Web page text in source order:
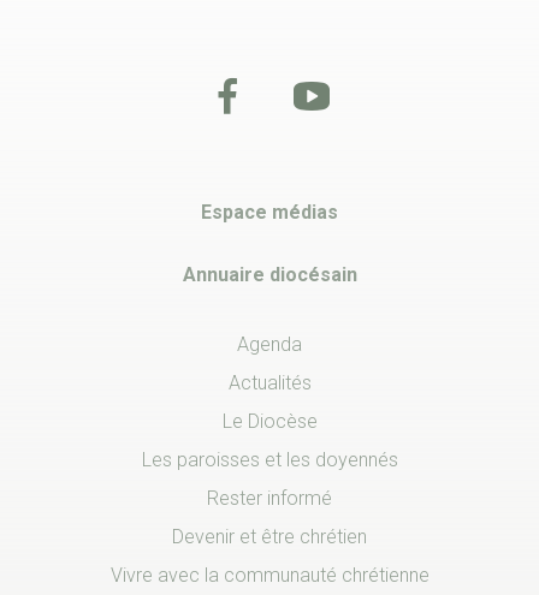
Espace médias
Annuaire diocésain
Agenda
Actualités
Le Diocèse
Les paroisses et les doyennés
Rester informé
Devenir et être chrétien
Vivre avec la communauté chrétienne